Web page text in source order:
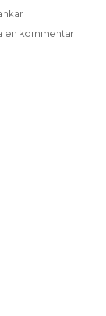
en kommentartill